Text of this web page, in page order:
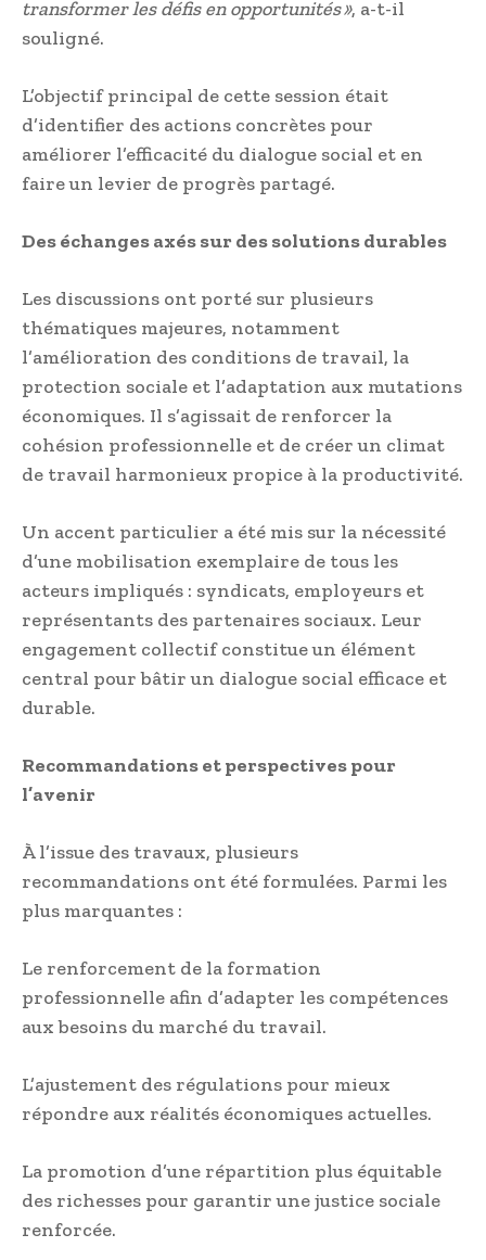
transformer les défis en opportunités », a-t-il
souligné.
L’objectif principal de cette session était
d’identifier des actions concrètes pour
améliorer l’efficacité du dialogue social et en
faire un levier de progrès partagé.
Des échanges axés sur des solutions durables
Les discussions ont porté sur plusieurs
thématiques majeures, notamment
l’amélioration des conditions de travail, la
protection sociale et l’adaptation aux mutations
économiques. Il s’agissait de renforcer la
cohésion professionnelle et de créer un climat
de travail harmonieux propice à la productivité.
Un accent particulier a été mis sur la nécessité
d’une mobilisation exemplaire de tous les
acteurs impliqués : syndicats, employeurs et
représentants des partenaires sociaux. Leur
engagement collectif constitue un élément
central pour bâtir un dialogue social efficace et
durable.
Recommandations et perspectives pour
l’avenir
À l’issue des travaux, plusieurs
recommandations ont été formulées. Parmi les
plus marquantes :
Le renforcement de la formation
professionnelle afin d’adapter les compétences
aux besoins du marché du travail.
L’ajustement des régulations pour mieux
répondre aux réalités économiques actuelles.
La promotion d’une répartition plus équitable
des richesses pour garantir une justice sociale
renforcée.